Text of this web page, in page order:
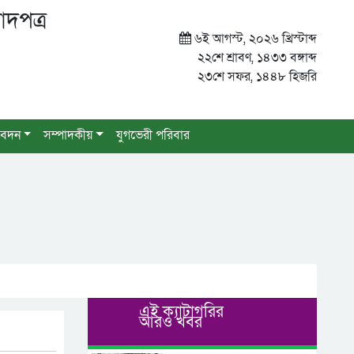
৬ই আগস্ট, ২০২৬ খ্রিস্টাব্দ
২২শে শ্রাবণ, ১৪৩৩ বঙ্গাব্দ
২৩শে সফর, ১৪৪৮ হিজরি
সম্পাদকীয় যুগভেরী পরিবার
এই ক্যাটাগরির
আরও খবর